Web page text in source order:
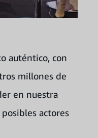
auténtico, con
millones de
en nuestra
actores